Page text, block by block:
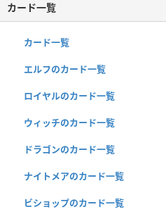
カード一覧
カード一覧
エルフのカード一覧
ロイヤルのカード一覧
ウィッチのカード一覧
ドラゴンのカード一覧
ナイトメアのカード一覧
ビショップのカード一覧